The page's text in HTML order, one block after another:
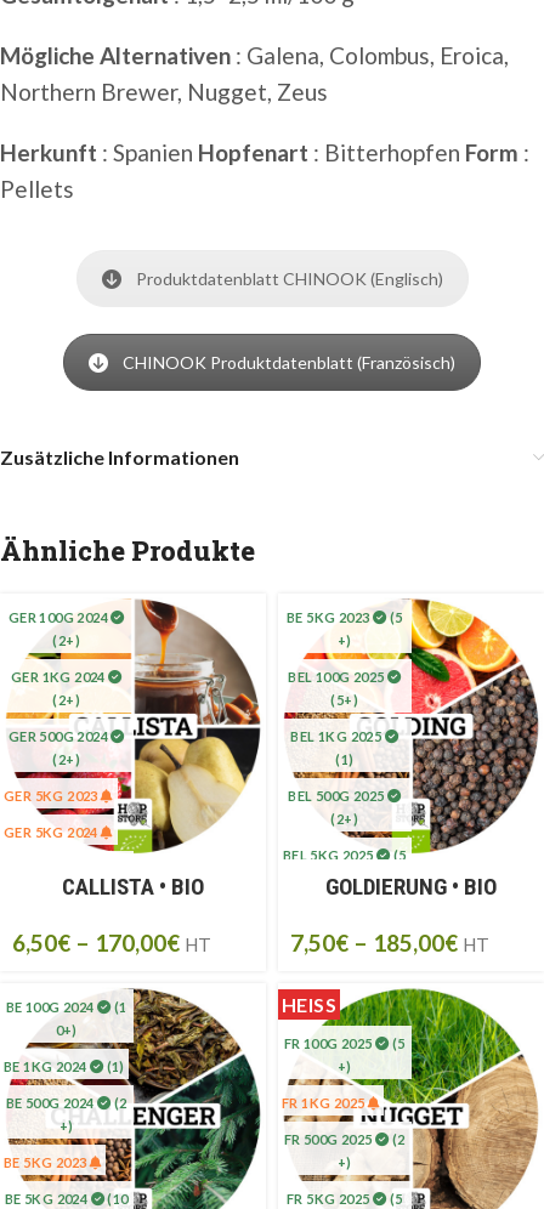
Mögliche Alternativen : Galena, Colombus, Eroica,
Northern Brewer, Nugget, Zeus
Herkunft : Spanien Hopfenart : Bitterhopfen Form :
Pellets
Produktdatenblatt CHINOOK (Englisch)
CHINOOK Produktdatenblatt (Französisch)
Zusätzliche Informationen
Ähnliche Produkte
GER 100G 2024
(2+)
GER 1KG 2024
(2+)
GER 500G 2024
(2+)
GER 5KG 2023
GER 5KG 2024
(20+)
CALLISTA • BIO
6,50€ – 170,00€ HT
BE 5KG 2023
(5
+)
BEL 100G 2025
(5+)
BEL 1KG 2025
(1)
BEL 500G 2025
(2+)
BEL 5KG 2025
(5
+)
GOLDIERUNG • BIO
7,50€ – 185,00€ HT
BE 100G 2024
(1
0+)
BE 1KG 2024 (1)
BE 500G 2024
(2
+)
BE 5KG 2023
BE 5KG 2024
(10
HEISS
FR 100G 2025
(5
+)
FR 1KG 2025
FR 500G 2025
(2
+)
FR 5KG 2025
(5